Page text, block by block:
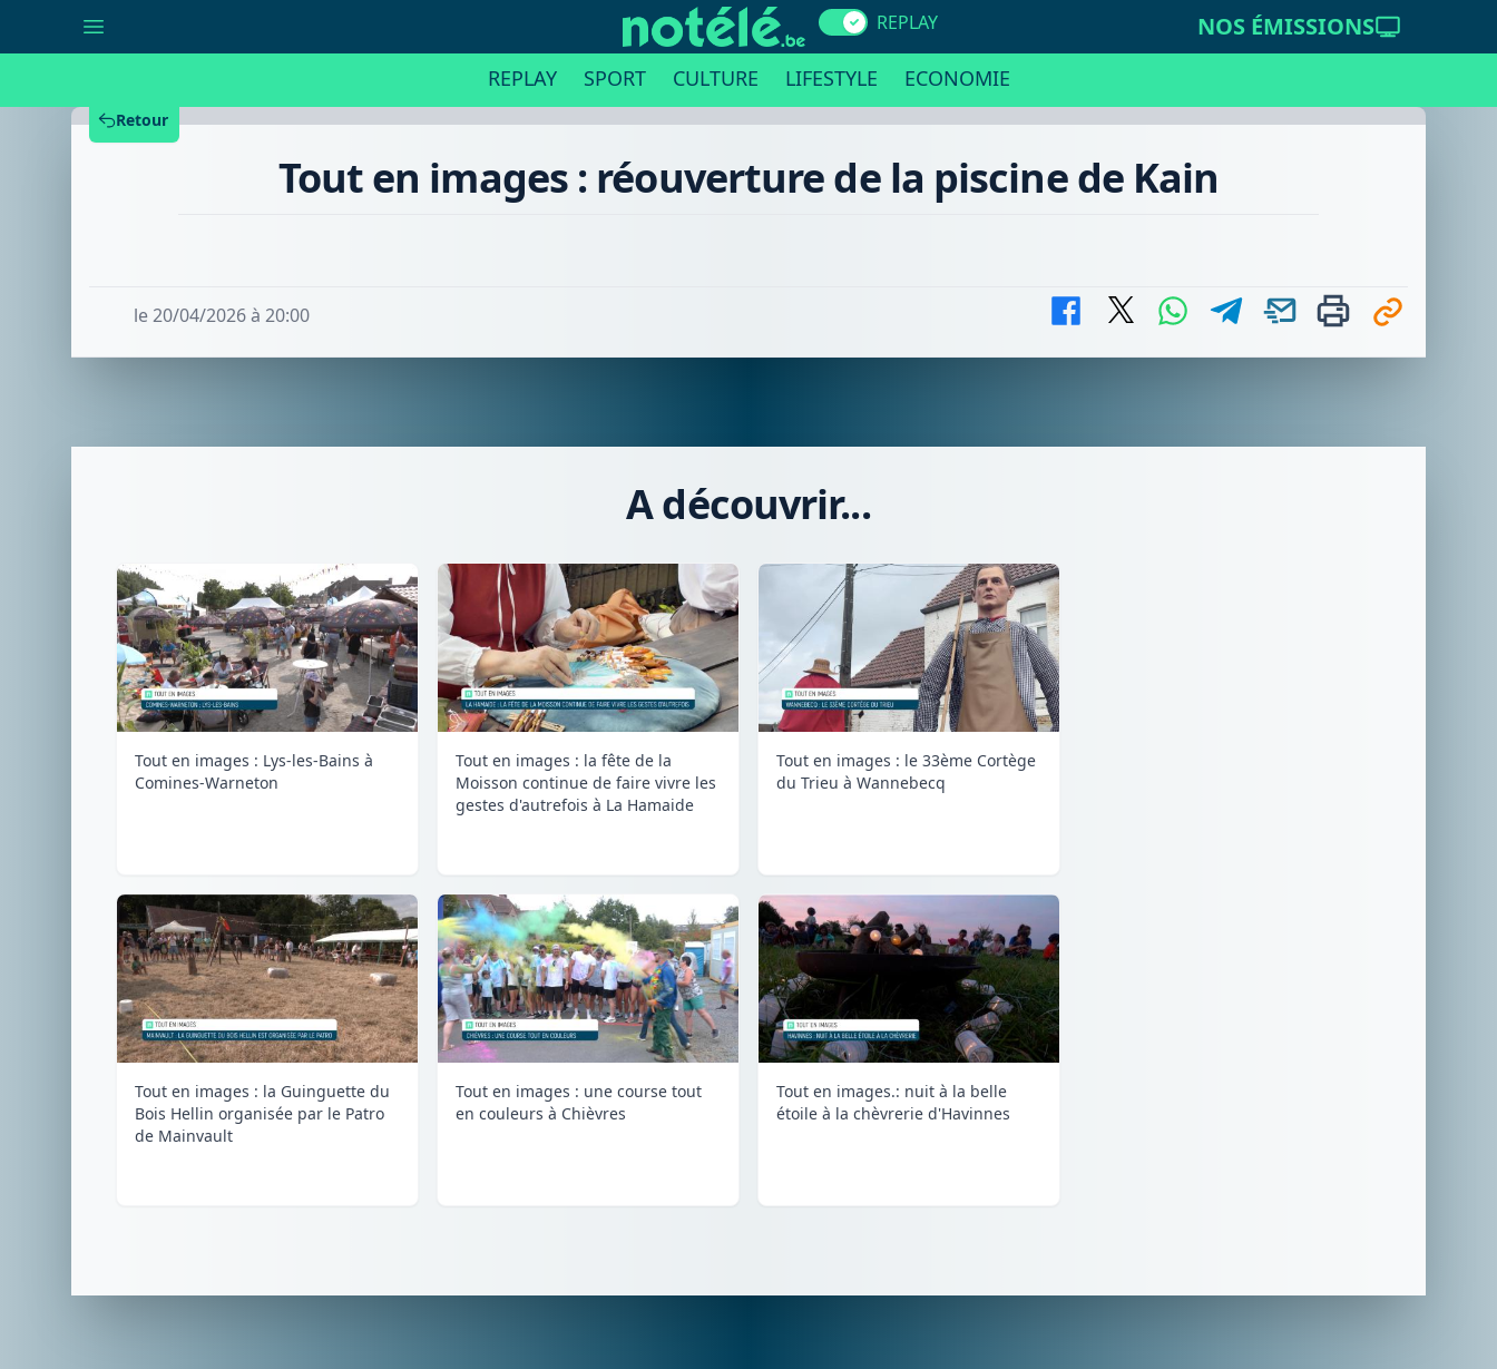
REPLAY NOS ÉMISSIONS
REPLAY SPORT CULTURE LIFESTYLE ECONOMIE
Retour
Tout en images : réouverture de la piscine de Kain
le 20/04/2026 à 20:00
A découvrir...
Tout en images : Lys-les-Bains à
Comines-Warneton
Tout en images : la fête de la
Moisson continue de faire vivre les
gestes d'autrefois à La Hamaide
Tout en images : le 33ème Cortège
du Trieu à Wannebecq
Tout en images : la Guinguette du
Bois Hellin organisée par le Patro
de Mainvault
Tout en images : une course tout
en couleurs à Chièvres
Tout en images.: nuit à la belle
étoile à la chèvrerie d'Havinnes